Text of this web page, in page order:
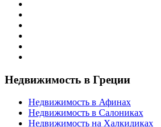
Недвижимость в Греции
Недвижимость в Афинах
Недвижимость в Салониках
Недвижимость на Халкидиках